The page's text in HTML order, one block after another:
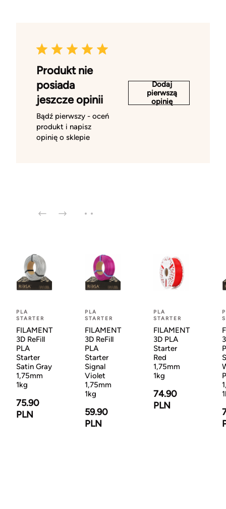
Produkt nie
posiada
jeszcze opinii
Bądź pierwszy - oceń
produkt i napisz
opinię o sklepie
Dodaj
pierwszą
opinię
PLA
STARTER
FILAMENT
3D ReFill
PLA
Starter
Satin Gray
1,75mm
1kg
75.90
PLN
PLA
STARTER
FILAMENT
3D ReFill
PLA
Starter
Signal
Violet
1,75mm
1kg
59.90
PLN
PLA
STARTER
FILAMENT
3D PLA
Starter
Red
1,75mm
1kg
74.90
PLN